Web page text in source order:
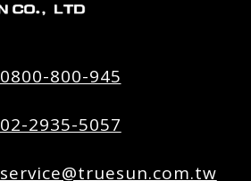
0800-800-945
02-2935-5057
service@truesun.com.tw